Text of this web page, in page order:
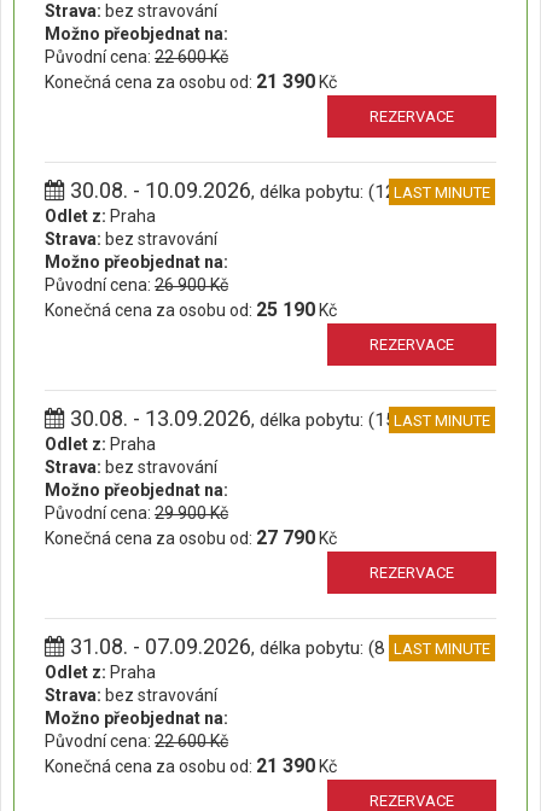
Strava: bez stravování
Možno přeobjednat na:
Původní cena: 22 600 Kč
Konečná cena za osobu od: 21 390 Kč
REZERVACE
30.08. - 10.09.2026, délka pobytu: (12 dní)LAST MINUTE
Odlet z: Praha
Strava: bez stravování
Možno přeobjednat na:
Původní cena: 26 900 Kč
Konečná cena za osobu od: 25 190 Kč
REZERVACE
30.08. - 13.09.2026, délka pobytu: (15 dní)LAST MINUTE
Odlet z: Praha
Strava: bez stravování
Možno přeobjednat na:
Původní cena: 29 900 Kč
Konečná cena za osobu od: 27 790 Kč
REZERVACE
31.08. - 07.09.2026, délka pobytu: (8 dní)LAST MINUTE
Odlet z: Praha
Strava: bez stravování
Možno přeobjednat na:
Původní cena: 22 600 Kč
Konečná cena za osobu od: 21 390 Kč
REZERVACE